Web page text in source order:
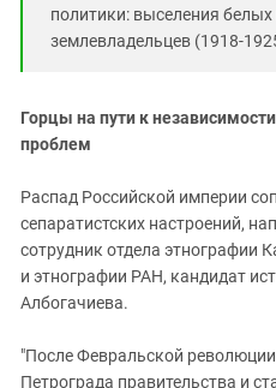
политики: выселения
землевладельцев (1918-
Горцы на пути к
проблем
Распад Российской империи
сепаратистских настроений,
сотрудник отдела этнографии
и этнографии РАН, кандидат
Албогачиева.
"После Февральской
Петрограда правительства и